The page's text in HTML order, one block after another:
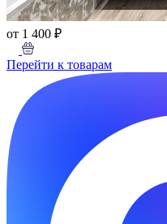
от 1 400 ₽
Перейти к товарам